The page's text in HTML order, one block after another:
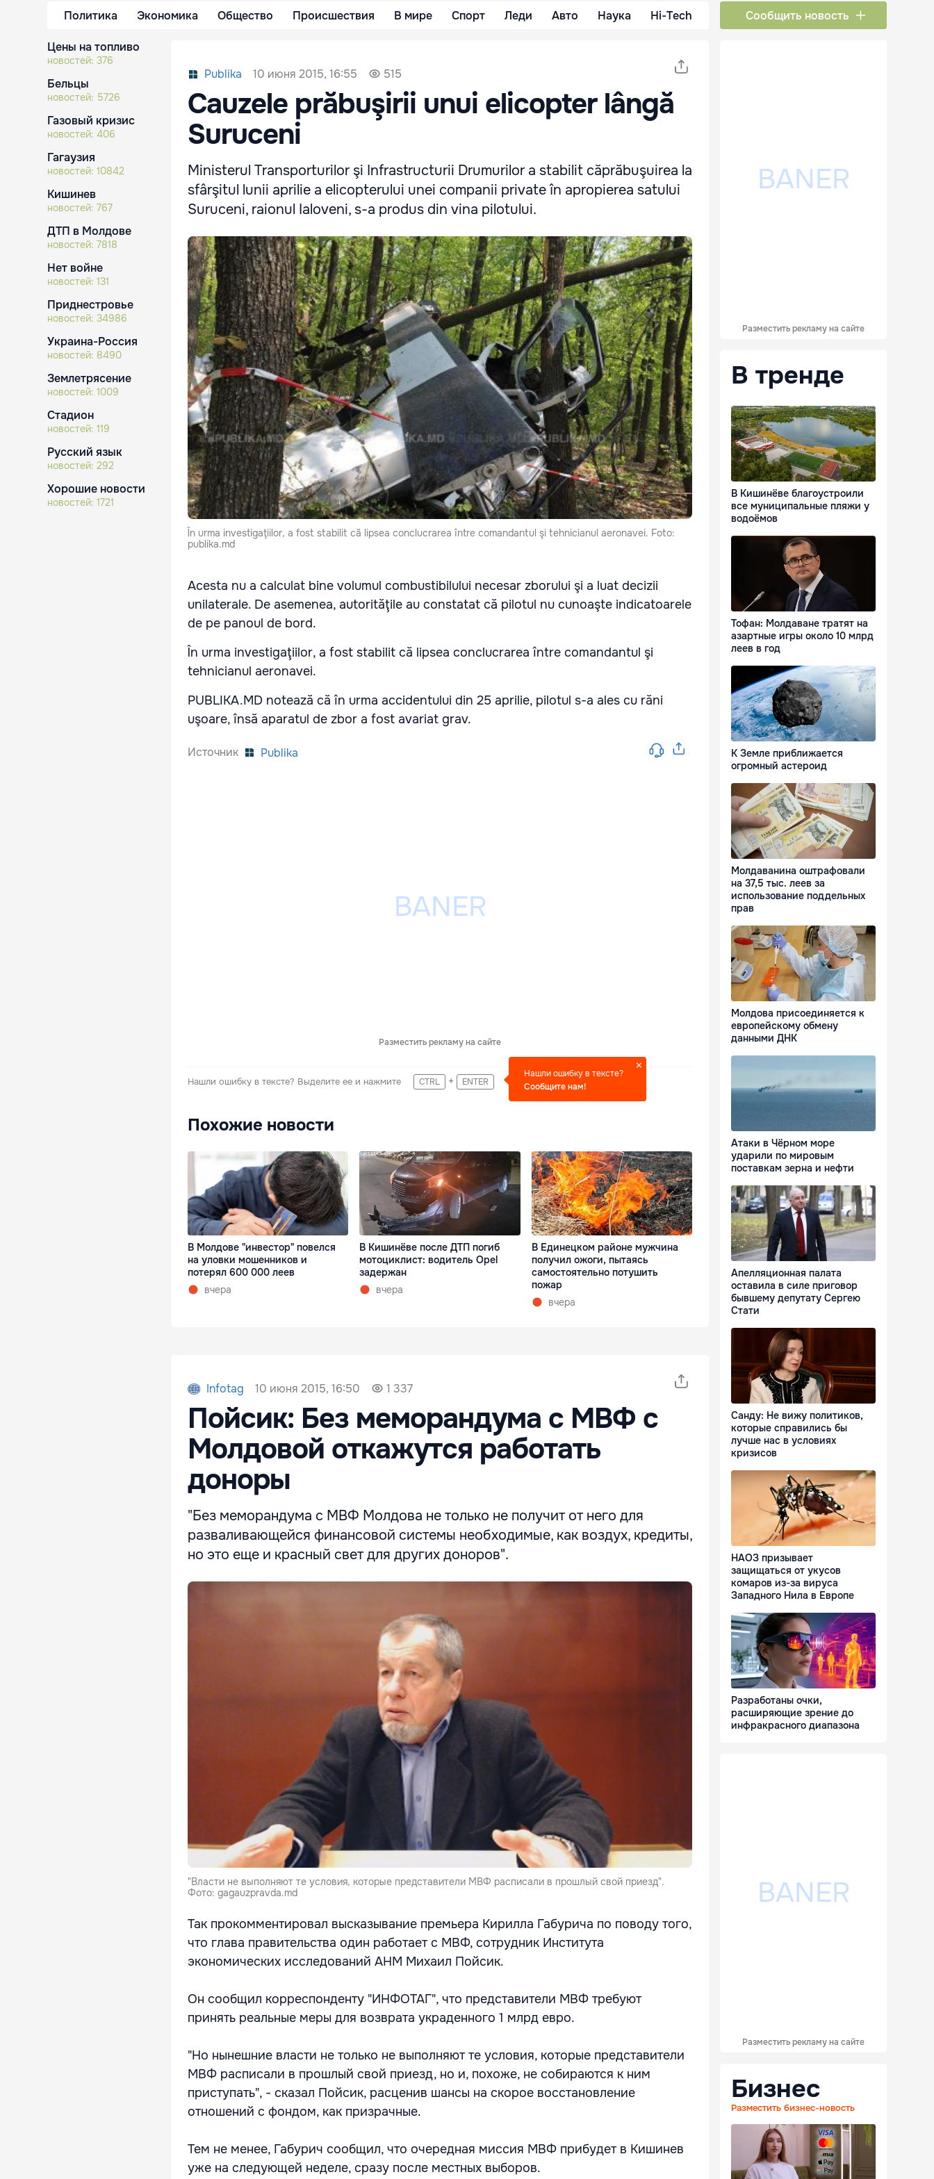
Политика Экономика Общество Происшествия В мире Спорт Леди Авто Наука Hi-Tech Сообщить новость
Цены на топливо
новостей: 376
Бельцы
новостей: 5726
Газовый кризис
новостей: 406
Гагаузия
новостей: 10842
Кишинев
новостей: 767
ДТП в Молдове
новостей: 7818
Нет войне
новостей: 131
Приднестровье
новостей: 34986
Украина-Россия
новостей: 8490
Землетрясение
новостей: 1009
Стадион
новостей: 119
Русский язык
новостей: 292
Хорошие новости
новостей: 1721
Publika 10 июня 2015, 16:55 515
Cauzele prăbuşirii unui elicopter lângă
Suruceni
Ministerul Transporturilor şi Infrastructurii Drumurilor a stabilit căprăbuşuirea la
sfârşitul lunii aprilie a elicopterului unei companii private în apropierea satului
Suruceni, raionul Ialoveni, s-a produs din vina pilotului.
În urma investigaţiilor, a fost stabilit că lipsea conclucrarea între comandantul şi tehnicianul aeronavei. Foto:
publika.md
Acesta nu a calculat bine volumul combustibilului necesar zborului şi a luat decizii
unilaterale. De asemenea, autorităţile au constatat că pilotul nu cunoaşte indicatoarele
de pe panoul de bord.
În urma investigaţiilor, a fost stabilit că lipsea conclucrarea între comandantul şi
tehnicianul aeronavei.
PUBLIKA.MD notează că în urma accidentului din 25 aprilie, pilotul s-a ales cu răni
uşoare, însă aparatul de zbor a fost avariat grav.
Источник Publika
Разместить рекламу на сайте
Нашли ошибку в тексте? Выделите ее и нажмите CTRL + ENTER
Нашли ошибку в тексте?
Сообщите нам!
Похожие новости
В Молдове "инвестор" повелся
на уловки мошенников и
потерял 600 000 леев
вчера
В Кишинёве после ДТП погиб
мотоциклист: водитель Opel
задержан
вчера
В Единецком районе мужчина
получил ожоги, пытаясь
самостоятельно потушить
пожар
вчера
Infotag 10 июня 2015, 16:50 1 337
Пойсик: Без меморандума с МВФ с
Молдовой откажутся работать
доноры
"Без меморандума с МВФ Молдова не только не получит от него для
разваливающейся финансовой системы необходимые, как воздух, кредиты,
но это еще и красный свет для других доноров".
"Власти не выполняют те условия, которые представители МВФ расписали в прошлый свой приезд".
Фото: gagauzpravda.md
Так прокомментировал высказывание премьера Кирилла Габурича по поводу того,
что глава правительства один работает с МВФ, сотрудник Института
экономических исследований АНМ Михаил Пойсик.
Он сообщил корреспонденту "ИНФОТАГ", что представители МВФ требуют
принять реальные меры для возврата украденного 1 млрд евро.
"Но нынешние власти не только не выполняют те условия, которые представители
МВФ расписали в прошлый свой приезд, но и, похоже, не собираются к ним
приступать", - сказал Пойсик, расценив шансы на скорое восстановление
отношений с фондом, как призрачные.
Тем не менее, Габурич сообщил, что очередная миссия МВФ прибудет в Кишинев
уже на следующей неделе, сразу после местных выборов.
Разместить рекламу на сайте
В тренде
В Кишинёве благоустроили
все муниципальные пляжи у
водоёмов
Тофан: Молдаване тратят на
азартные игры около 10 млрд
леев в год
К Земле приближается
огромный астероид
Молдаванина оштрафовали
на 37,5 тыс. леев за
использование поддельных
прав
Молдова присоединяется к
европейскому обмену
данными ДНК
Атаки в Чёрном море
ударили по мировым
поставкам зерна и нефти
Апелляционная палата
оставила в силе приговор
бывшему депутату Сергею
Стати
Санду: Не вижу политиков,
которые справились бы
лучше нас в условиях
кризисов
НАОЗ призывает
защищаться от укусов
комаров из-за вируса
Западного Нила в Европе
Разработаны очки,
расширяющие зрение до
инфракрасного диапазона
Разместить рекламу на сайте
Бизнес
Разместить бизнес-новость